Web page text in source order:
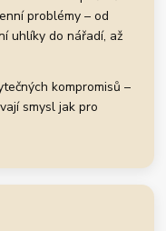
problémy – od
uhlíky do nářadí, až
kompromisů –
smysl jak pro